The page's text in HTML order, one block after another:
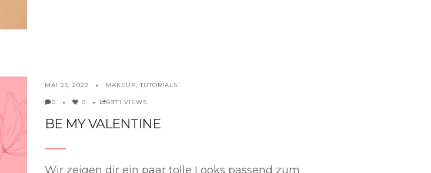
MAI 23, 2022 MAKEUP ,TUTORIALS
0 0 8971 VIEWS
BE MY VALENTINE
Wir zeigen dir ein paar tolle Looks passend zum